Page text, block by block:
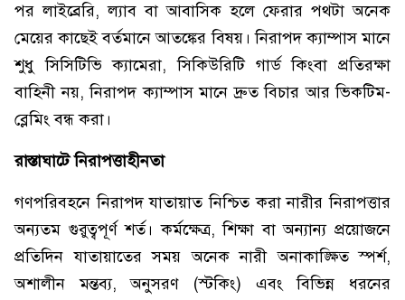
পর লাইব্রেরি, ল্যাব বা আবাসিক হলে ফেরার পথটা অনেক
মেয়ের কাছেই বর্তমানে আতঙ্কের বিষয়। নিরাপদ ক্যাম্পাস মানে
শুধু সিসিটিভি ক্যামেরা, সিকিউরিটি গার্ড কিংবা প্রতিরক্ষা
বাহিনী নয়, নিরাপদ ক্যাম্পাস মানে দ্রুত বিচার আর ভিকটিম-
ব্লেমিং বন্ধ করা।
রাস্তাঘাটে নিরাপত্তাহীনতা
গণপরিবহনে নিরাপদ যাতায়াত নিশ্চিত করা নারীর নিরাপত্তার
অন্যতম গুরুত্বপূর্ণ শর্ত। কর্মক্ষেত্র, শিক্ষা বা অন্যান্য প্রয়োজনে
প্রতিদিন যাতায়াতের সময় অনেক নারী অনাকাঙ্ক্ষিত স্পর্শ,
অশালীন মন্তব্য, অনুসরণ (স্টকিং) এবং বিভিন্ন ধরনের